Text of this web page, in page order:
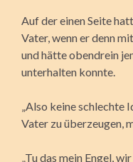
Auf der einen Seite
Vater, wenn er denn
und hätte obendrein
unterhalten konnte.
„Also keine schlechte
Vater zu überzeugen,
„Tu das mein Engel,